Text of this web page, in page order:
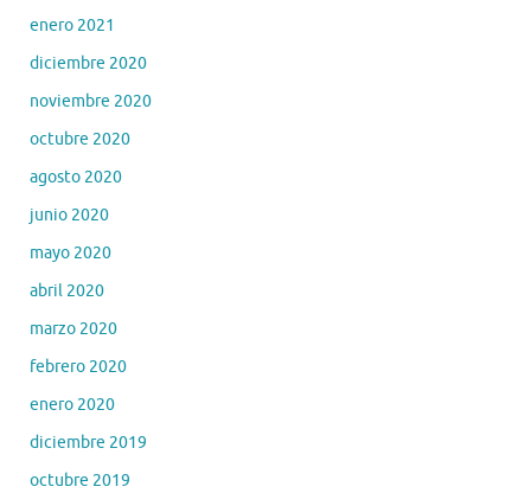
enero 2021
diciembre 2020
noviembre 2020
octubre 2020
agosto 2020
junio 2020
mayo 2020
abril 2020
marzo 2020
febrero 2020
enero 2020
diciembre 2019
octubre 2019